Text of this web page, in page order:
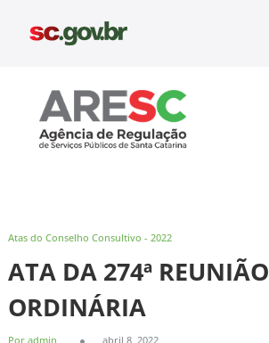
Atas do Conselho Consultivo - 2022
ATA DA 274ª REUNIÃO
ORDINÁRIA
Por admin abril 8, 2022